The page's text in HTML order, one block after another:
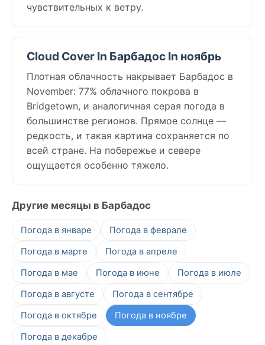
чувствительных к ветру.
Cloud Cover In Барбадос In ноябрь
Плотная облачность накрывает Барбадос в
November: 77% облачного покрова в
Bridgetown, и аналогичная серая погода в
большинстве регионов. Прямое солнце —
редкость, и такая картина сохраняется по
всей стране. На побережье и севере
ощущается особенно тяжело.
Другие месяцы в Барбадос
Погода в январе
Погода в феврале
Погода в марте
Погода в апреле
Погода в мае
Погода в июне
Погода в июле
Погода в августе
Погода в сентябре
Погода в октябре
Погода в ноябре
Погода в декабре